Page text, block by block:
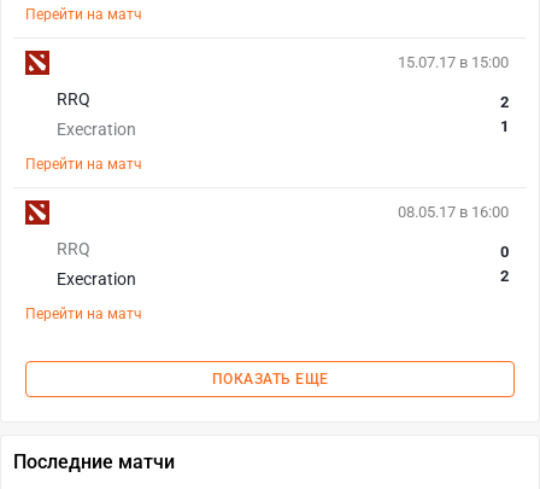
Перейти на матч
15.07.17 в 15:00
RRQ
Execration
2
1
Перейти на матч
08.05.17 в 16:00
RRQ
Execration
0
2
Перейти на матч
ПОКАЗАТЬ ЕЩЕ
Последние матчи